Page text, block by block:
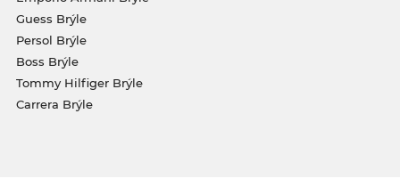
Guess Brýle
Persol Brýle
Boss Brýle
Tommy Hilfiger Brýle
Carrera Brýle